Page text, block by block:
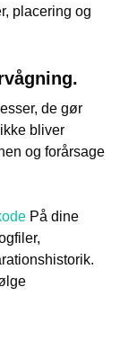
placering og
de gør
bliver
og forårsage
På dine